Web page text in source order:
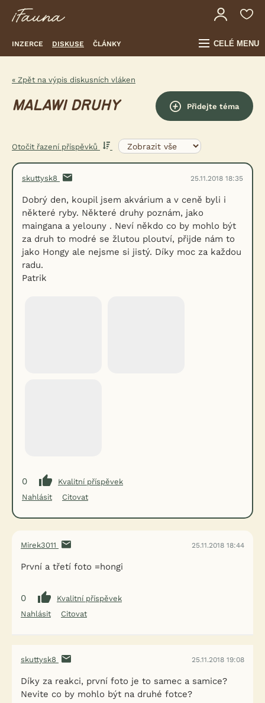
INZERCE DISKUSE ČLÁNKY CELÉ MENU
« Zpět na výpis diskusních vláken
MALAWI DRUHY Přidejte téma
Otočit řazení příspěvků
skuttysk8 25.11.2018 18:35
Dobrý den, koupil jsem akvárium a v ceně byli i
některé ryby. Některé druhy poznám, jako
maingana a yelouny . Neví někdo co by mohlo být
za druh to modré se žlutou ploutví, přijde nám to
jako Hongy ale nejsme si jistý. Díky moc za každou
radu.
Patrik
0
Kvalitní příspěvek
Nahlásit
Citovat
Mirek3011 25.11.2018 18:44
První a třetí foto =hongi
0
Kvalitní příspěvek
Nahlásit
Citovat
skuttysk8 25.11.2018 19:08
Díky za reakci, první foto je to samec a samice?
Nevite co by mohlo být na druhé fotce?